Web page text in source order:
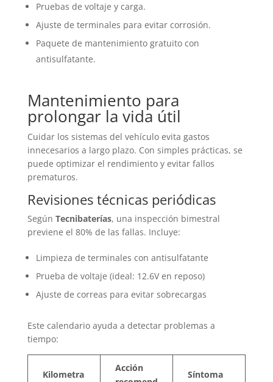
Pruebas de voltaje y carga.
Ajuste de terminales para evitar corrosión.
Paquete de mantenimiento gratuito con
antisulfatante.
Mantenimiento para
prolongar la vida útil
Cuidar los sistemas del vehículo evita gastos
innecesarios a largo plazo. Con simples prácticas, se
puede optimizar el rendimiento y evitar fallos
prematuros.
Revisiones técnicas periódicas
Según Tecnibaterías, una inspección bimestral
previene el 80% de las fallas. Incluye:
Limpieza de terminales con antisulfatante
Prueba de voltaje (ideal: 12.6V en reposo)
Ajuste de correas para evitar sobrecargas
Este calendario ayuda a detectar problemas a
tiempo:
Kilometra
Acción
Síntoma